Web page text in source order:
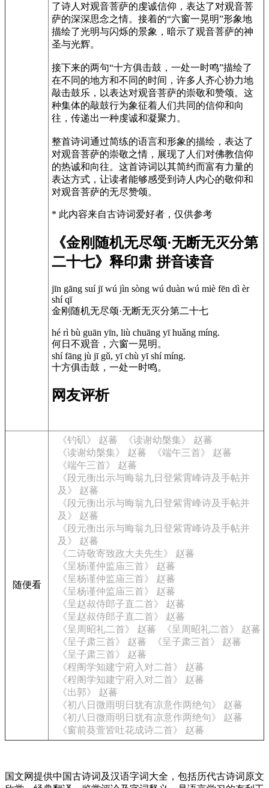
了诗人对观音菩萨的虔诚信仰，表达了对观音菩
萨的深深思念之情。接着的“六窗一晃明”形象地
描绘了光明与闪烁的景象，暗示了观音菩萨的神
圣与光辉。
接下来的两句“十方俱击鼓，一处一时鸣”描绘了
在不同的地方和不同的时间，许多人齐心协力地
敲击鼓乐，以表达对观音菩萨的崇敬和赞颂。这
种集体的敲鼓行为象征着人们共同的信仰和向
往，传递出一种虔诚和凝聚力。
整首诗词通过简练的语言和形象的描绘，表达了
对观音菩萨的崇敬之情，展现了人们对佛教信仰
的热诚和向往。这首诗词以其简约而富有力量的
表达方式，让读者能够感受到诗人内心的敬仰和
对观音菩萨的无尽赞颂。
* 此内容来自古诗词爱好者，仅供参考
《金刚随机无尽颂·无断无灭分第
二十七》释印肃 拼音读音
jīn gāng suí jī wú jìn sòng wú duàn wú miè fēn dì èr
shí qī
金刚随机无尽颂·无断无灭分第二十七
hé rì bù guān yīn, liù chuāng yī huǎng míng.
何日不观音，六窗一晃明。
shí fāng jù jī gǔ, yī chù yī shí míng.
十方俱击鼓，一处一时鸣。
网友评析
随便看
《钓矶》 赵蕃
《读谢幼槃集》 赵蕃
《读谢幼槃集》 赵蕃
《端午三首》 赵蕃
《端午三首》 赵蕃
《段元衡出示与晦翁九日登紫霄峰诗及手帖并
及》 赵蕃
《段元衡出示与晦翁九日登紫霄峰诗及手帖并
及》 赵蕃
《段元衡出示与晦翁九日登紫霄峰诗及手帖并
及》 赵蕃
《二诗敬寄致政大夫先生》 赵蕃
《呈杨谨仲监庙三首》 赵蕃
《呈杨谨仲监庙三首》 赵蕃
《呈杨谨仲监庙三首》 赵蕃
《呈赵叔侍郎子直二首》 赵蕃
《呈赵叔侍郎子直二首》 赵蕃
《呈周昭礼二首》 赵蕃
《呈周昭礼二首》 赵蕃
《呈子肃三首》 赵蕃
《呈子肃三首》 赵蕃
《呈子肃三首》 赵蕃
《程阁学知建宁府入对二首》 赵蕃
《程阁学知建宁府入对二首》 赵蕃
《出郭》 赵蕃
《初八日微雨明日犹有凉意作两绝句》 赵蕃
《初八日微雨明日犹有凉意作两绝句》 赵蕃
《窗前葵萱皆吐花成诗二首》 赵蕃
国文网提供中国古诗词及汉语字词大全，包括历代古诗词原文